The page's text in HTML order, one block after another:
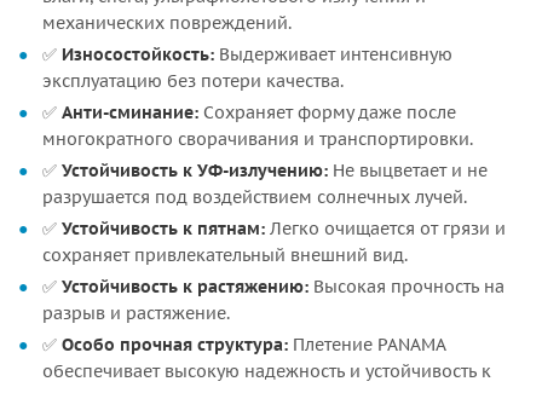
механических повреждений.
✅ Износостойкость: Выдерживает интенсивную
эксплуатацию без потери качества.
✅ Анти-сминание: Сохраняет форму даже после
многократного сворачивания и транспортировки.
✅ Устойчивость к УФ-излучению: Не выцветает и не
разрушается под воздействием солнечных лучей.
✅ Устойчивость к пятнам: Легко очищается от грязи и
сохраняет привлекательный внешний вид.
✅ Устойчивость к растяжению: Высокая прочность на
разрыв и растяжение.
✅ Особо прочная структура: Плетение PANAMA
обеспечивает высокую надежность и устойчивость к